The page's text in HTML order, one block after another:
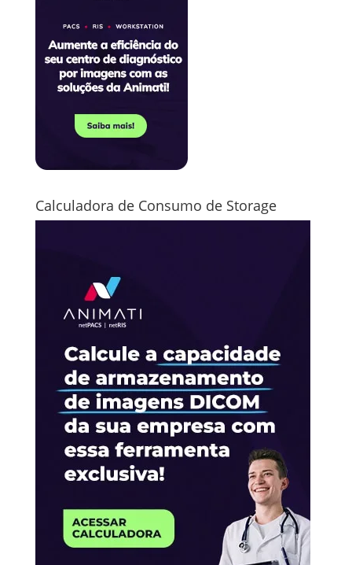
Calculadora de Consumo de Storage